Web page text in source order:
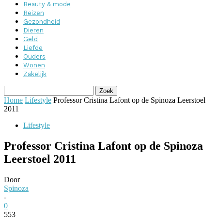
Beauty & mode
Reizen
Gezondheid
Dieren
Geld
Liefde
Ouders
Wonen
Zakelijk
Home Lifestyle Professor Cristina Lafont op de Spinoza Leerstoel
2011
Lifestyle
Professor Cristina Lafont op de Spinoza
Leerstoel 2011
Door
Spinoza
-
0
553